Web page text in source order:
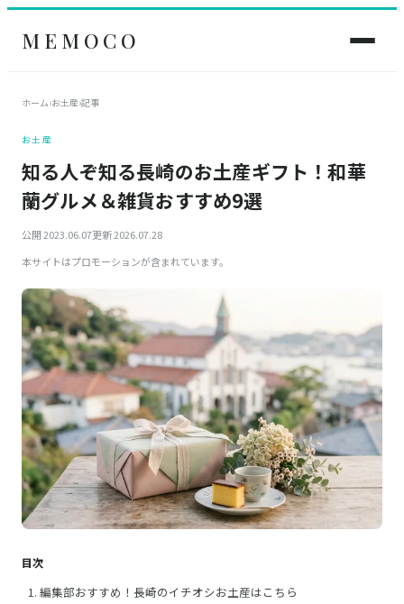
MEMOCO
ホーム›お土産›記事
お土産
知る人ぞ知る長崎のお土産ギフト！和華
蘭グルメ＆雑貨おすすめ9選
公開 2023.06.07更新 2026.07.28
本サイトはプロモーションが含まれています。
目次
編集部おすすめ！長崎のイチオシお土産はこちら